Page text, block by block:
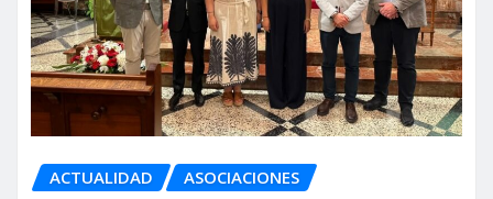
ACTUALIDAD ASOCIACIONES